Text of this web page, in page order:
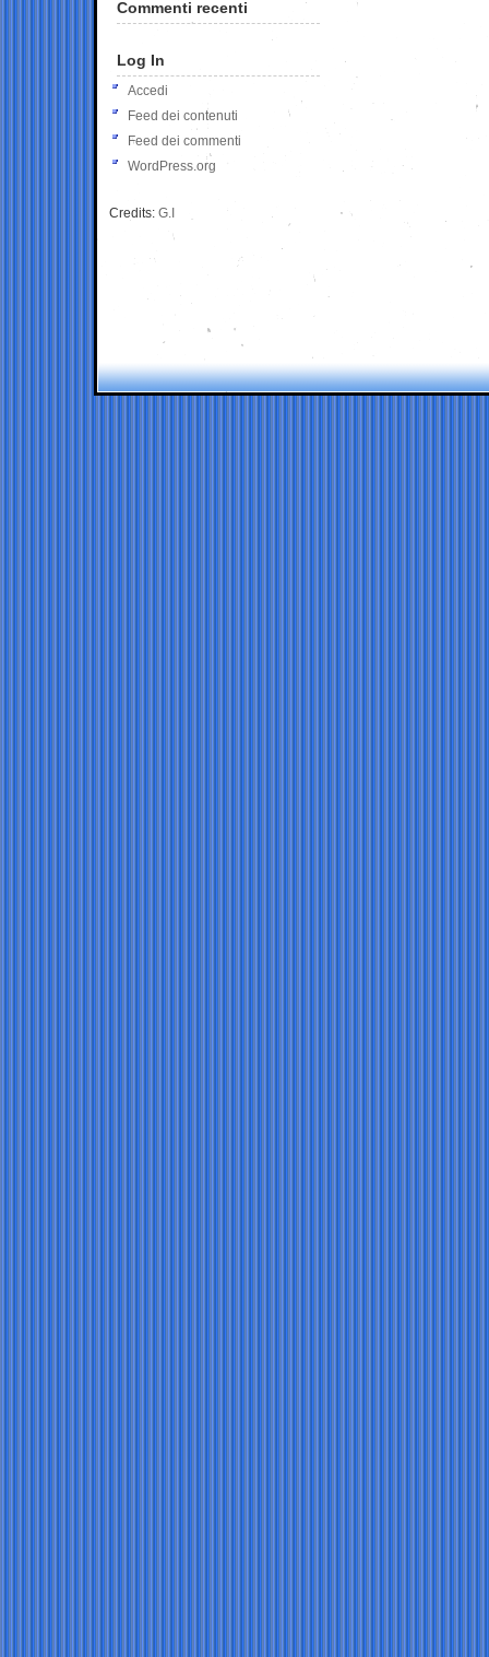
Commenti recenti
Log In
Accedi
Feed dei contenuti
Feed dei commenti
WordPress.org
Credits: G.I